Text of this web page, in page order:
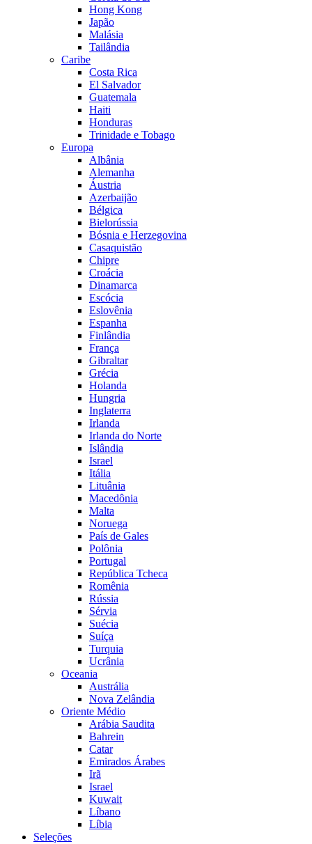
Hong Kong
Japão
Malásia
Tailândia
Caribe
Costa Rica
El Salvador
Guatemala
Haiti
Honduras
Trinidade e Tobago
Europa
Albânia
Alemanha
Áustria
Azerbaijão
Bélgica
Bielorússia
Bósnia e Herzegovina
Casaquistão
Chipre
Croácia
Dinamarca
Escócia
Eslovênia
Espanha
Finlândia
França
Gibraltar
Grécia
Holanda
Hungria
Inglaterra
Irlanda
Irlanda do Norte
Islândia
Israel
Itália
Lituânia
Macedônia
Malta
Noruega
País de Gales
Polônia
Portugal
República Tcheca
Romênia
Rússia
Sérvia
Suécia
Suíça
Turquia
Ucrânia
Oceania
Austrália
Nova Zelândia
Oriente Médio
Arábia Saudita
Bahrein
Catar
Emirados Árabes
Irã
Israel
Kuwait
Líbano
Líbia
Seleções